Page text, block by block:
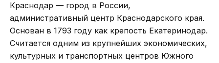
Краснодар — город в России,
административный центр Краснодарского края.
Основан в 1793 году как крепость Екатеринодар.
Считается одним из крупнейших экономических,
культурных и транспортных центров Южного